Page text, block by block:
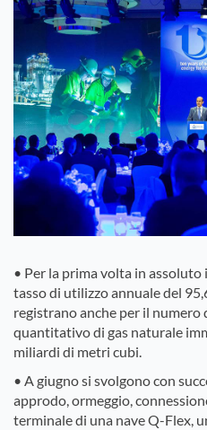
• Per la prima volta in
tasso di utilizzo annuale del
registrano anche per il numero
quantitativo di gas naturale
miliardi di metri cubi.
• A giugno si svolgono con
approdo, ormeggio,
terminale di una nave Q-Flex,